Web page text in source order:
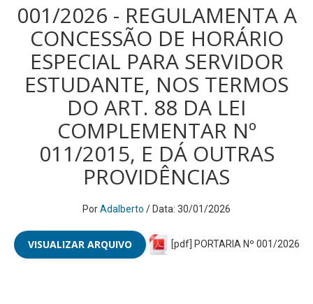
001/2026 - REGULAMENTA A
CONCESSÃO DE HORÁRIO
ESPECIAL PARA SERVIDOR
ESTUDANTE, NOS TERMOS
DO ART. 88 DA LEI
COMPLEMENTAR Nº
011/2015, E DÁ OUTRAS
PROVIDÊNCIAS
PorAdalberto / Data: 30/01/2026
VISUALIZAR ARQUIVO [pdf] PORTARIA Nº 001/2026